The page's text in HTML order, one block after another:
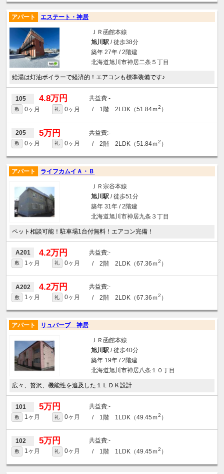
アパート エステート・神居
ＪＲ函館本線
旭川駅/ 徒歩38分
築年 27年 / 2階建
北海道旭川市神居二条５丁目
給湯は灯油ボイラーで経済的！エアコンも標準装備です♪
105 4.8万円 -
敷 0ヶ月 礼 0ヶ月 / 1階 2LDK（51.84ｍ2 ）
205 5万円 -
敷 0ヶ月 礼 0ヶ月 / 2階 2LDK（51.84ｍ2 ）
アパート ライフカムイＡ・Ｂ
ＪＲ宗谷本線
旭川駅/ 徒歩51分
築年 31年 / 2階建
北海道旭川市神居九条３丁目
ペット相談可能！駐車場1台付無料！エアコン完備！
A201 4.2万円 -
敷 1ヶ月 礼 0ヶ月 / 2階 2LDK（67.36ｍ2 ）
A202 4.2万円 -
敷 1ヶ月 礼 0ヶ月 / 2階 2LDK（67.36ｍ2 ）
アパート リュバーブ 神居
ＪＲ函館本線
旭川駅/ 徒歩40分
築年 19年 / 2階建
北海道旭川市神居八条１０丁目
広々、贅沢、機能性を追及した１ＬＤＫ設計
101 5万円 -
敷 1ヶ月 礼 0ヶ月 / 1階 1LDK（49.45ｍ2 ）
102 5万円 -
敷 1ヶ月 礼 0ヶ月 / 1階 1LDK（49.45ｍ2 ）